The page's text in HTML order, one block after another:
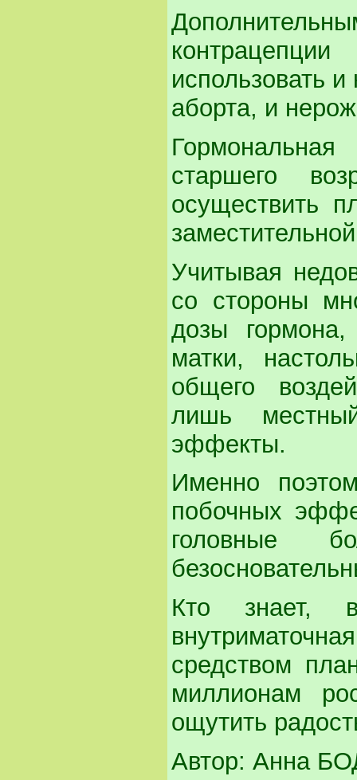
использовать
аборта, и
старшего
осуществить
Учитывая
со стороны
дозы
матки,
общего
лишь
эффекты.
Именно
побочных
головные
Кто знает,
средством
миллионам
ощутить
Автор: Анна